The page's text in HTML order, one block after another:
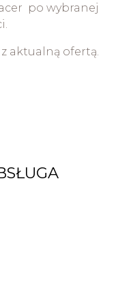
po wybranej
aktualną ofertą.